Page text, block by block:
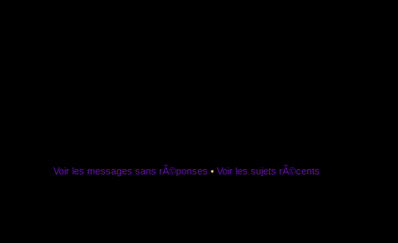
Voir les messages sans rÃ©ponses • Voir les sujets rÃ©cents